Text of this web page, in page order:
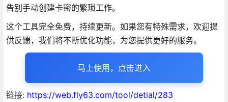
告别手动创建卡密的繁琐工作。
这个工具完全免费，持续更新。如果您有特殊需求，欢迎提
供反馈，我们将不断优化功能，为您提供更好的服务。
马上使用，点击进入
链接: https://web.fly63.com/tool/detial/283